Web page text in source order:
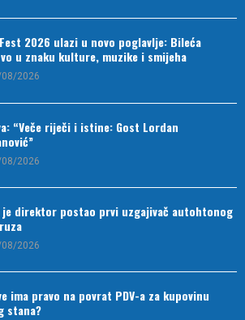
2026 ulazi u novo poglavlje: Bileća
u znaku kulture, muzike i smijeha
2026
“Veče riječi i istine: Gost Lordan
2026
je direktor postao prvi uzgajivač autohtonog
2026
ima pravo na povrat PDV-a za kupovinu
stana?